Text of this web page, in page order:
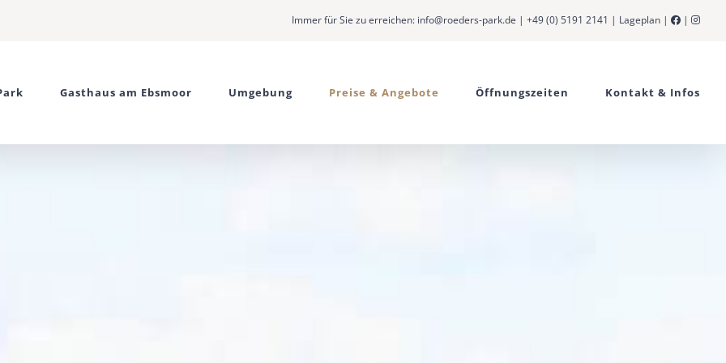
Immer für Sie zu erreichen: info@roeders-park.de | +49 (0) 5191 2141 | Lageplan | |
Gasthaus am Ebsmoor Umgebung Preise & Angebote Öffnungszeiten
Kontakt & Infos